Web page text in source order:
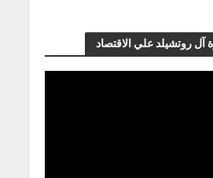
آل روتشيلد علي الاقتصاد